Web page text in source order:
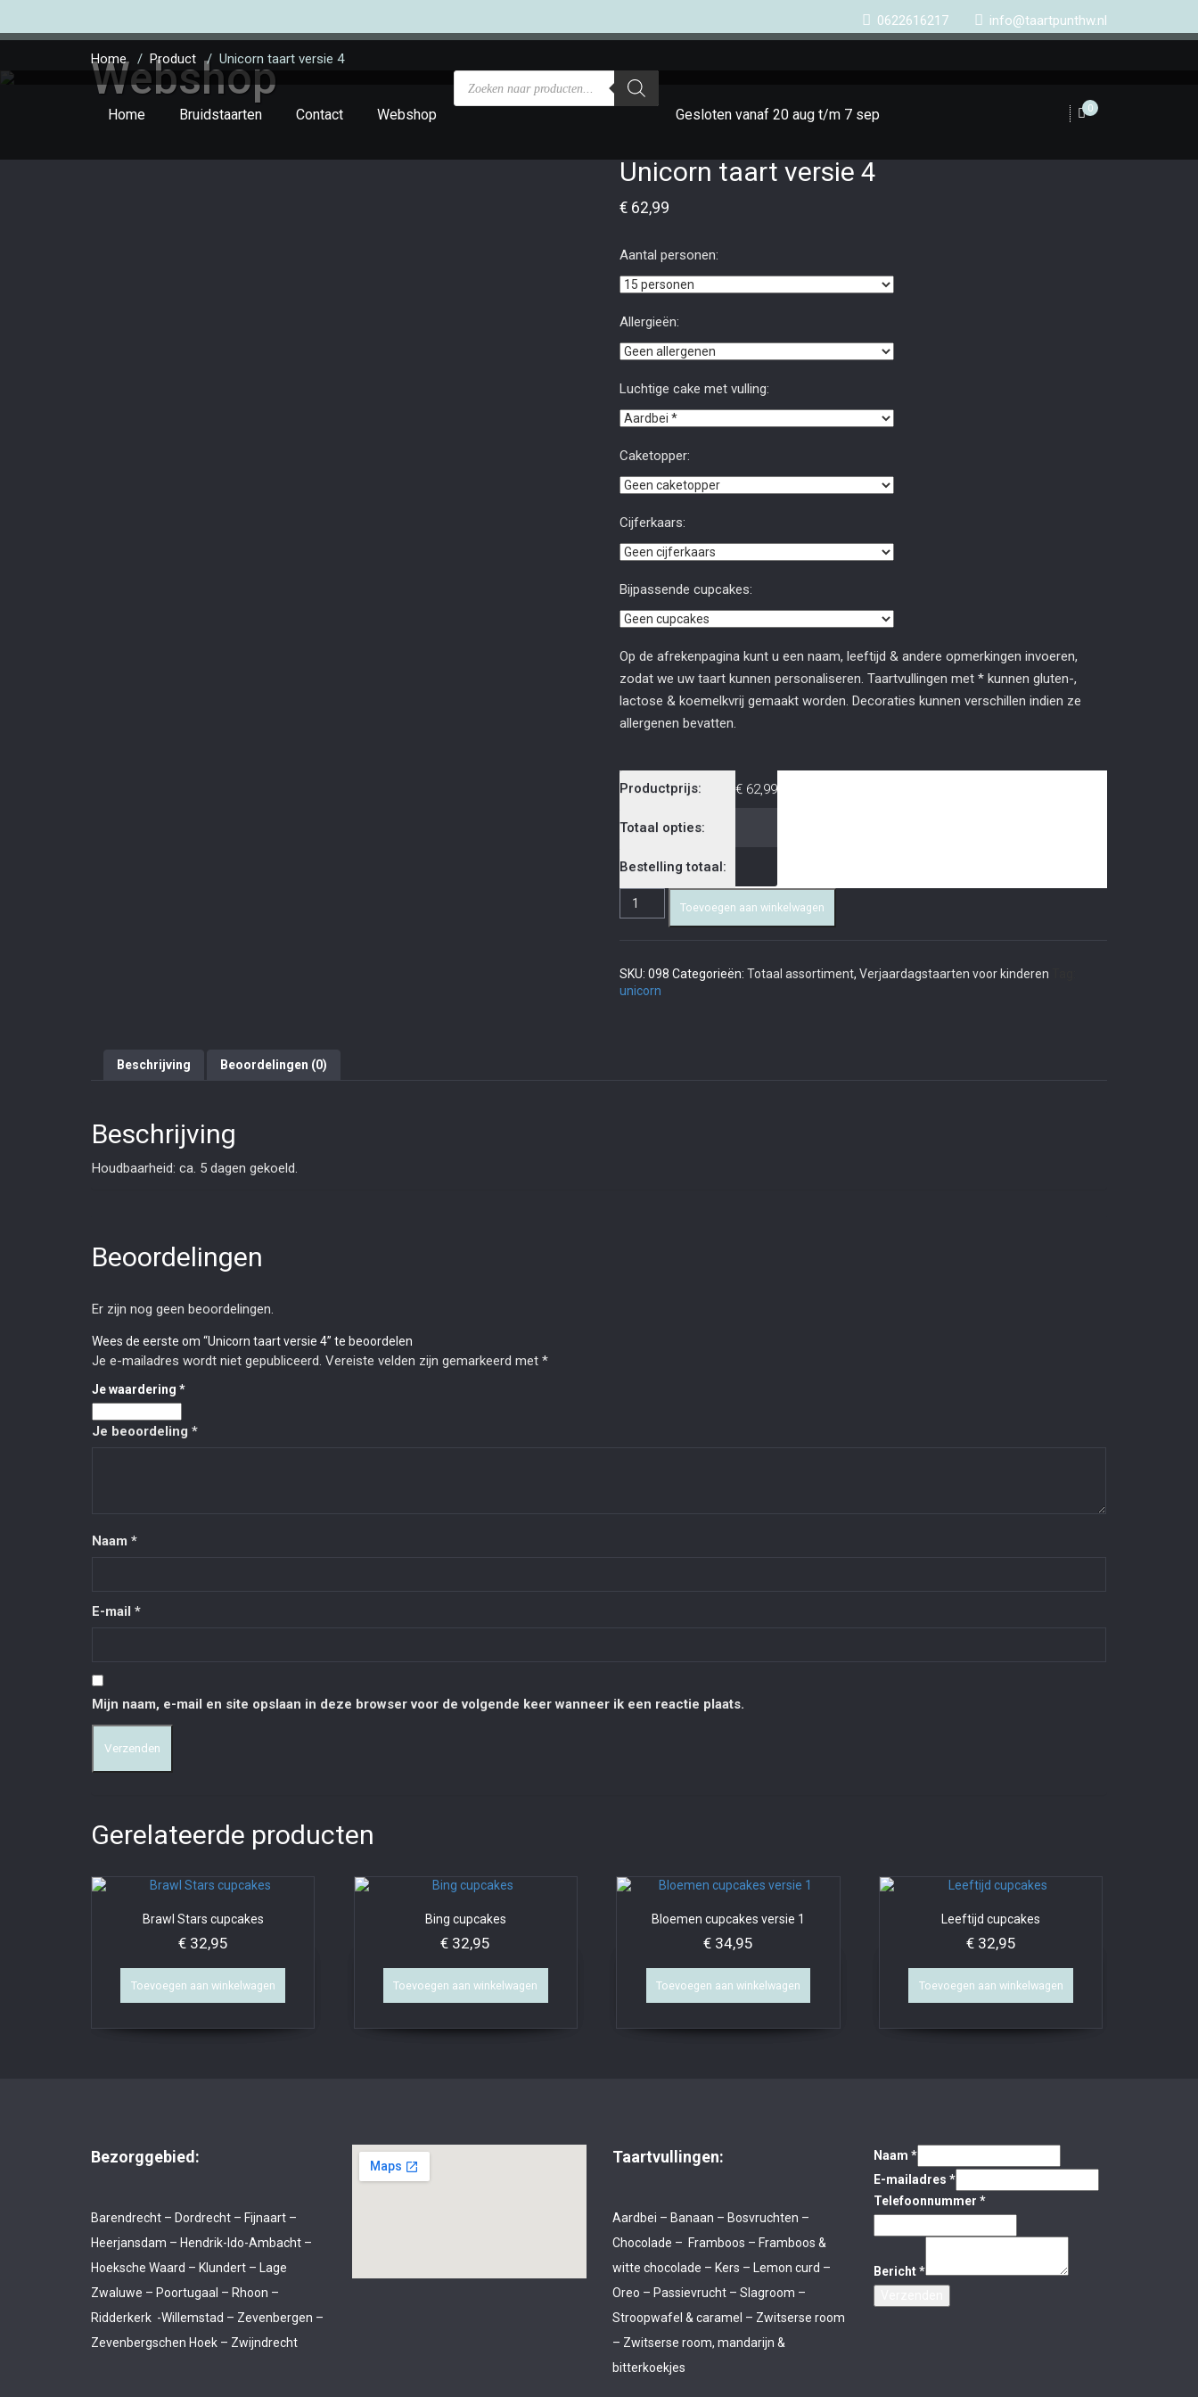
0622616217 info@taartpunthw.nl
Home Bruidstaarten Contact Webshop Gesloten vanaf 20 aug t/m 7 sep 0
Webshop
Home/ Product / Unicorn taart versie 4
Unicorn taart versie 4
€62,99
Aantal personen:
Allergieën:
Luchtige cake met vulling:
Caketopper:
Cijferkaars:
Bijpassende cupcakes:
Op de afrekenpagina kunt u een naam, leeftijd & andere opmerkingen invoeren,
zodat we uw taart kunnen personaliseren. Taartvullingen met * kunnen gluten-,
lactose & koemelkvrij gemaakt worden. Decoraties kunnen verschillen indien ze
allergenen bevatten.
Productprijs: €62,99
Totaal opties:
Bestelling totaal:
Toevoegen aan winkelwagen
SKU: 098 Categorieën: Totaal assortiment, Verjaardagstaarten voor kinderen
unicorn
Beschrijving Beoordelingen (0)
Beschrijving
Houdbaarheid: ca. 5 dagen gekoeld.
Beoordelingen
Er zijn nog geen beoordelingen.
Wees de eerste om “Unicorn taart versie 4” te beoordelen
Je e-mailadres wordt niet gepubliceerd. Vereiste velden zijn gemarkeerd met *
Je waardering *
Je beoordeling *
Naam *
E-mail *
Mijn naam, e-mail en site opslaan in deze browser voor de volgende keer wanneer ik een reactie plaats.
Gerelateerde producten
Brawl Stars cupcakes
€32,95
Toevoegen aan winkelwagen
Bing cupcakes
€ 32,95
Toevoegen aan winkelwagen
Bloemen cupcakes versie 1
€ 34,95
Toevoegen aan winkelwagen
Leeftijd cupcakes
€32,95
Toevoegen aan winkelwagen
Bezorggebied:
Barendrecht – Dordrecht – Fijnaart –
Heerjansdam – Hendrik-Ido-Ambacht –
Hoeksche Waard – Klundert – Lage
Zwaluwe – Poortugaal – Rhoon –
Ridderkerk -Willemstad – Zevenbergen –
Zevenbergschen Hoek – Zwijndrecht
Taartvullingen:
Aardbei – Banaan – Bosvruchten –
Chocolade – Framboos – Framboos &
witte chocolade – Kers – Lemon curd –
Oreo – Passievrucht – Slagroom –
Stroopwafel & caramel – Zwitserse room
– Zwitserse room, mandarijn &
bitterkoekjes
Naam *
E-mailadres *
Telefoonnummer *
Bericht*